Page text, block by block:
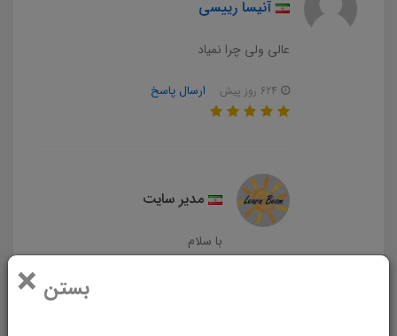
بستن ×
آنیسا رییسی
عالی ولی چرا نمیاد
ارسال پاسخ
مدیر سایت
با سلام
کنید تا دانلود شود. ایرادی در دانلود